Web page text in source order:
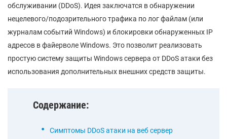
обслуживании (DDoS). Идея заключатся в обнаружении
нецелевого/подозрительного трафика по лог файлам (или
журналам событий Windows) и блокировки обнаруженных IP
адресов в файерволе Windows. Это позволит реализовать
простую систему защиты Windows сервера от DDoS атаки без
использования дополнительных внешних средств защиты.
Содержание:
Симптомы DDoS атаки на веб сервер